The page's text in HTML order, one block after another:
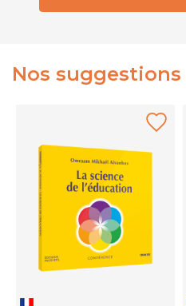
Nos suggestions